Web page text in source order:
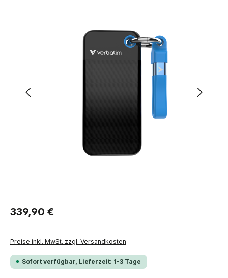
Regulärer Preis:
339,90 €
Preise inkl. MwSt. zzgl. Versandkosten
Sofort verfügbar, Lieferzeit: 1-3 Tage